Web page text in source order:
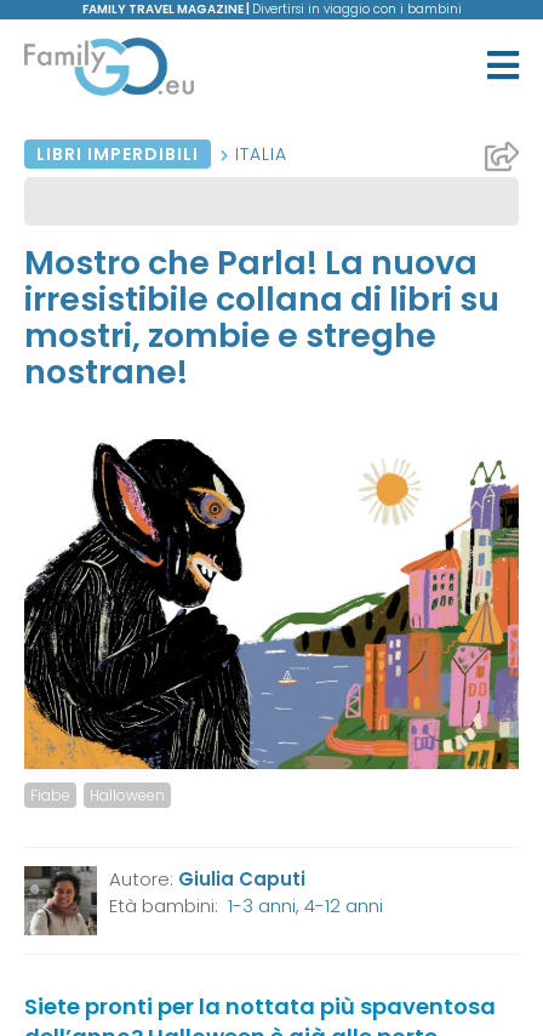
FAMILY TRAVEL MAGAZINE | Divertirsi in viaggio con i bambini
LIBRI IMPERDIBILI ITALIA
Mostro che Parla! La nuova
irresistibile collana di libri su
mostri, zombie e streghe
nostrane!
Fiabe Halloween
Autore: Giulia Caputi
Età bambini: 1-3 anni, 4-12 anni
Siete pronti per la nottata più spaventosa